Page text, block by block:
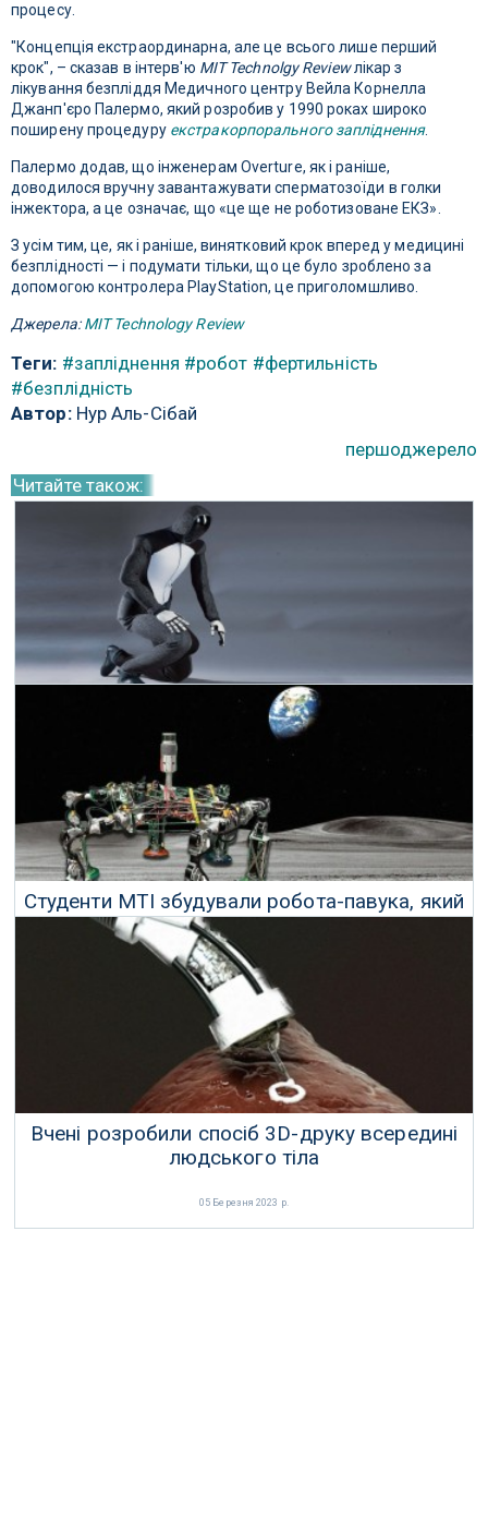
процесу.
"Концепція екстраординарна, але це всього лише перший
крок", – сказав в інтерв'ю MIT Technolgy Reviewлікар з
лікування безпліддя Медичного центру Вейла Корнелла
Джанп'єро Палермо, який розробив у 1990 роках широко
поширену процедуру екстракорпорального запліднення.
Палермо додав, що інженерам Overture, як і раніше,
доводилося вручну завантажувати сперматозоїди в голки
інжектора, а це означає, що «це ще не роботизоване ЕКЗ».
З усім тим, це, як і раніше, винятковий крок вперед у медицині
безплідності — і подумати тільки, що це було зроблено за
допомогою контролера PlayStation, це приголомшливо.
Джерела:MIT Technology Review
Теги: #запліднення #робот #фертильність
#безплідність
Автор:Нур Аль-Сібай
першоджерело
Читайте також:
OpenAI працює над роботом-гуманоїдом
14 Квітня 2023 р.
Студенти МТІ збудували робота-павука, який
може будувати місячні колонії
24 Березня 2023 р.
Вчені розробили спосіб 3D-друку всередині
людського тіла
05 Березня 2023 р.